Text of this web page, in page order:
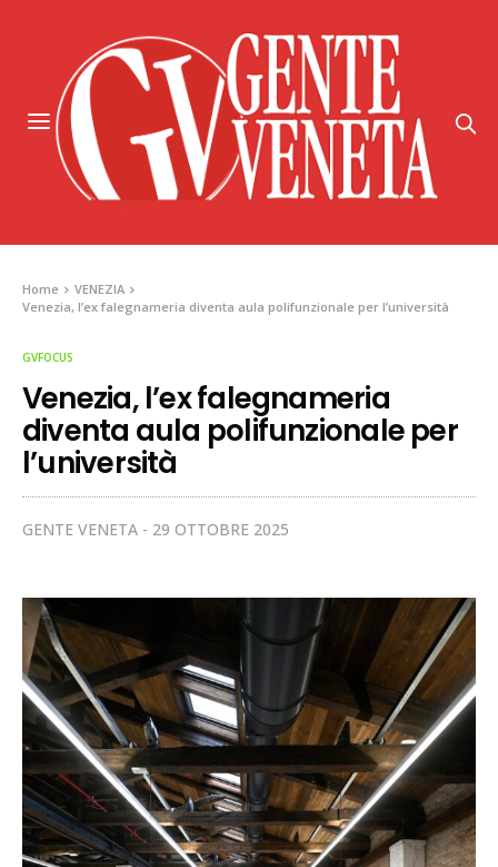
Home
VENEZIA
Venezia, l’ex falegnameria diventa aula polifunzionale per l’università
GVFOCUS
Venezia, l’ex falegnameria
diventa aula polifunzionale per
l’università
GENTE VENETA 29 OTTOBRE 2025